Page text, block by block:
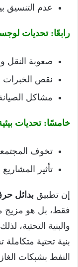
عدم التنسيق
رابعًا: تحديات
صعوبة النقل
نقص الخبرات
مشاكل
خامسًا: تحديات
تخوف
تأثير
إن تطبيق بدائل
فقط، بل هو مزيج
والبنية التحتية،
بنية تحتية
النفط بشبكات